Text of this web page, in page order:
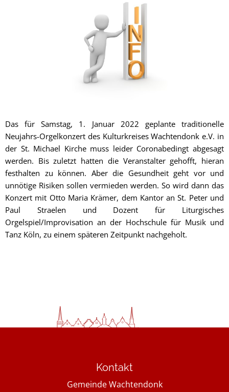
Das für Samstag, 1. Januar 2022 geplante traditionelle
Neujahrs-Orgelkonzert des Kulturkreises Wachtendonk e.V. in
der St. Michael Kirche muss leider Coronabedingt abgesagt
werden. Bis zuletzt hatten die Veranstalter gehofft, hieran
festhalten zu können. Aber die Gesundheit geht vor und
unnötige Risiken sollen vermieden werden. So wird dann das
Konzert mit Otto Maria Krämer, dem Kantor an St. Peter und
Paul Straelen und Dozent für Liturgisches
Orgelspiel/Improvisation an der Hochschule für Musik und
Tanz Köln, zu einem späteren Zeitpunkt nachgeholt.
Kontakt
Gemeinde Wachtendonk